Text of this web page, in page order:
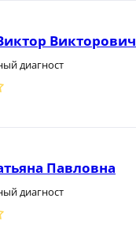
Викторович
диагност
Павловна
диагност